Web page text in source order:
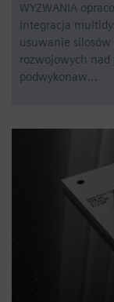
WYZWANIA
integracja
usuwanie
rozwojowych
podwykonaw…